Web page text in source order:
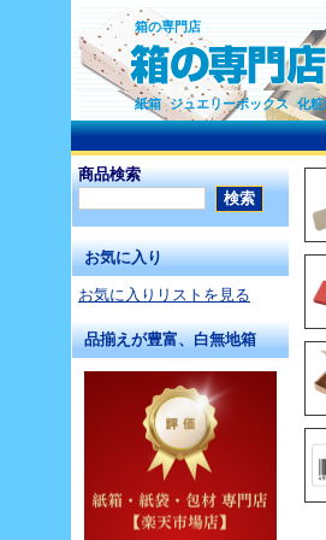
箱の専門店
紙箱 ジュエリーボックス 化
商品検索
お気に入り
お気に入りリストを見る
品揃えが豊富、白無地箱